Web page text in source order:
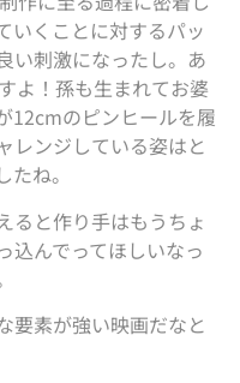
いくことに対するパッ
い刺激になったし。あ
よ！孫も生まれてお婆
12cmのピンヒールを履
レンジしている姿はと
ね。
ると作り手はもうちょ
込んでってほしいなっ
要素が強い映画だなと